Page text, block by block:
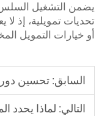
يضمن التشغيل السلس
تحديات تمويلية، إذ
أو خيارات التمويل
السابق: تحسين دورات
التالي: لماذا يحدد